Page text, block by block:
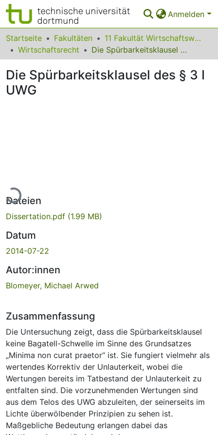
Anmelden
Bereiche & Sammlungen
Das gesamte Repositorium
Statistiken
FAQ
Startseite Fakultäten
11 Fakultät Wirtschaftswissenschaften
Wirtschaftsrecht
Die Spürbarkeitsklausel des § 3 I UWG
Die Spürbarkeitsklausel des § 3 I
UWG
Lade...
Dateien
Dissertation.pdf (1.99 MB)
Datum
2014-07-22
Autor:innen
Blomeyer, Michael Arwed
Zusammenfassung
Die Untersuchung zeigt, dass die Spürbarkeitsklausel
keine Bagatell-Schwelle im Sinne des Grundsatzes
„Minima non curat praetor“ ist. Sie fungiert vielmehr als
wertendes Korrektiv der Unlauterkeit, wobei die
Wertungen bereits im Tatbestand der Unlauterkeit zu
entfalten sind. Die vorzunehmenden Wertungen sind
aus dem Telos des UWG abzuleiten, der seinerseits im
Lichte überwölbender Prinzipien zu sehen ist.
Maßgebliche Bedeutung erlangen dabei das